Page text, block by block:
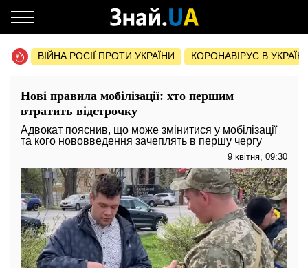
ВІЙНА РОСІЇ ПРОТИ УКРАЇНИ КОРОНАВІРУС В УКРАЇНІ
Нові правила мобілізації: хто першим
втратить відстрочку
Адвокат пояснив, що може змінитися у мобілізації
та кого нововведення зачеплять в першу чергу
9 квітня, 09:30